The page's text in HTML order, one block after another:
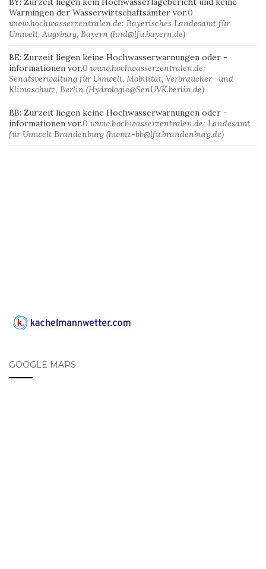
Warnungen der Wasserwirtschaftsämter vor.0
www.hochwasserzentralen.de: Bayerisches Landesamt für
Umwelt, Augsburg, Bayern (hnd@lfu.bayern.de)
BE: Zurzeit liegen keine Hochwasserwarnungen oder -
informationen vor.0 www.hochwasserzentralen.de:
Senatsverwaltung für Umwelt, Mobilität, Verbraucher- und
Klimaschutz, Berlin (Hydrologie@SenUVK.berlin.de)
BB: Zurzeit liegen keine Hochwasserwarnungen oder -
informationen vor.0 www.hochwasserzentralen.de: Landesamt
für Umwelt Brandenburg (hwmz-bb@lfu.brandenburg.de)
GOOGLE MAPS